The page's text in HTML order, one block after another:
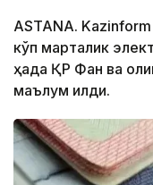
ASTANA.
кўп марталик
ҳақда ҚР Фан ва
маълум қилди.